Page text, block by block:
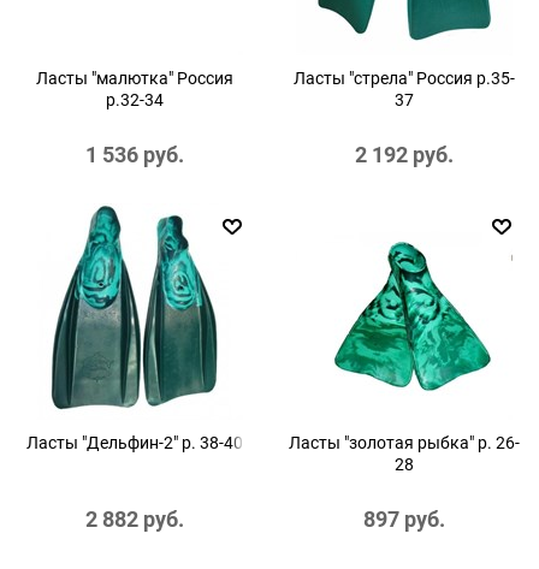
Ласты "малютка" Россия
р.32-34
1 536 руб.
Ласты "стрела" Россия р.35-
37
2 192 руб.
Ласты "Дельфин-2" р. 38-40
2 882 руб.
Ласты "золотая рыбка" р. 26-
28
897 руб.